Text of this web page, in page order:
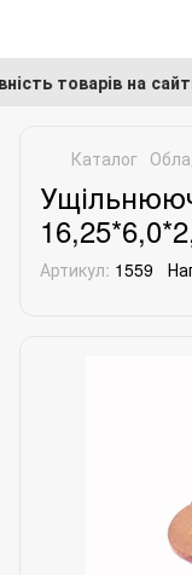
товарів на
Каталог
Артикул: 1559